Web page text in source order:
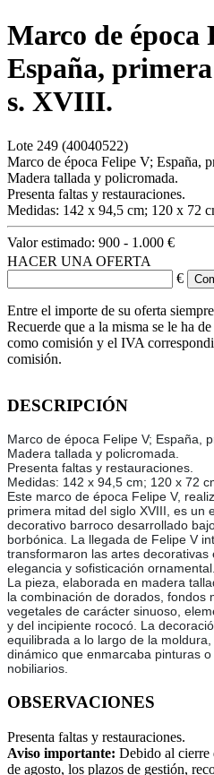
Marco de época
España,
s. XVIII.
Lote 249 (40040522)
Marco de época Felipe V; España,
Madera tallada y policromada.
Presenta faltas y restauraciones.
Medidas: 142 x 94,5 cm; 120 x 72
Valor estimado: 900 - 1.000 €
HACER UNA OFERTA
€
Entre el importe de su oferta
Recuerde que a la misma se le ha
como comisión y el IVA
comisión.
DESCRIPCIÓN
Marco de época Felipe V; España,
Madera tallada y policromada.
Presenta faltas y restauraciones.
Medidas: 142 x 94,5 cm; 120 x 72
Este marco de época Felipe V,
primera mitad del siglo XVIII, es un
decorativo barroco desarrollado
borbónica. La llegada de Felipe V
transformaron las artes
elegancia y sofisticación ornamental.
La pieza, elaborada en madera
la combinación de dorados, fondos
vegetales de carácter sinuoso,
y del incipiente rococó. La
equilibrada a lo largo de la
dinámico que enmarcaba pinturas
nobiliarios.
OBSERVACIONES
Presenta faltas y restauraciones.
Aviso importante: Debido al cierre
de agosto, los plazos de gestión,